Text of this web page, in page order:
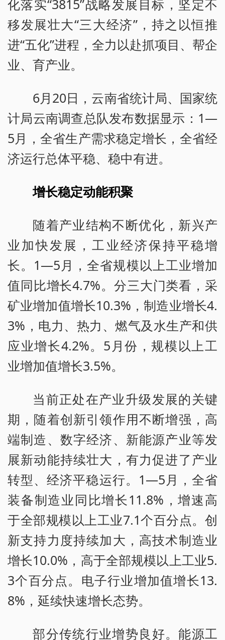
化落实“3815”战略发展目标，坚定不
移发展壮大“三大经济”，持之以恒推
进“五化”进程，全力以赴抓项目、帮企
业、育产业。
6月20日，云南省统计局、国家统
计局云南调查总队发布数据显示：1—
5月，全省生产需求稳定增长，全省经
济运行总体平稳、稳中有进。
增长稳定动能积聚
随着产业结构不断优化，新兴产
业加快发展，工业经济保持平稳增
长。1—5月，全省规模以上工业增加
值同比增长4.7%。分三大门类看，采
矿业增加值增长10.3%，制造业增长4.
3%，电力、热力、燃气及水生产和供
应业增长4.2%。5月份，规模以上工
业增加值增长3.5%。
当前正处在产业升级发展的关键
期，随着创新引领作用不断增强，高
端制造、数字经济、新能源产业等发
展新动能持续壮大，有力促进了产业
转型、经济平稳运行。1—5月，全省
装备制造业同比增长11.8%，增速高
于全部规模以上工业7.1个百分点。创
新支持力度持续加大，高技术制造业
增长10.0%，高于全部规模以上工业5.
3个百分点。电子行业增加值增长13.
8%，延续快速增长态势。
部分传统行业增势良好。能源工